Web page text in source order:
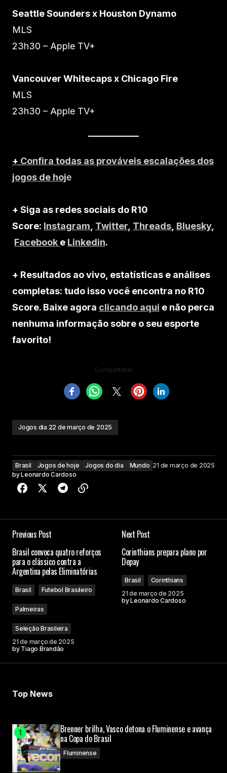
Seattle Sounders x Houston Dynamo
MLS
23h30 – Apple TV+
Vancouver Whitecaps x Chicago Fire
MLS
23h30 – Apple TV+
+ Confira todas as prováveis escalações dos
jogos de hoje
+ Siga as redes sociais do R10
Score: Instagram Twitter Threads Bluesky,
Facebook e Linkedin.
+ Resultados ao vivo, estatísticas e análises
completas: tudo isso você encontra no R10
Score. Baixe agora clicando aqui e não perca
nenhuma informação sobre o seu esporte
favorito!
Compartilhe!
Jogos dia 22 de março de 2025
Brasil Jogos de hoje Jogos do dia Mundo 21 de março de 2025
byLeonardo Cardoso
Previous Post
Brasil convoca quatro reforços
para o clássico contra a
Argentina pelas Eliminatórias
Brasil Futebol Brasileiro
Palmeiras
Seleção Brasileira
21 de março de 2025
by Tiago Brandão
Next Post
Corinthians prepara plano por
Depay
Brasil
Corinthians
21 de março de 2025
byLeonardo Cardoso
Top News
Brenner brilha, Vasco detona o Fluminense e avança
na Copa do Brasil
Fluminense